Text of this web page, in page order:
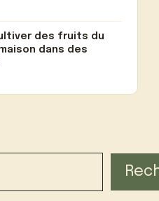
des fruits du
dans des